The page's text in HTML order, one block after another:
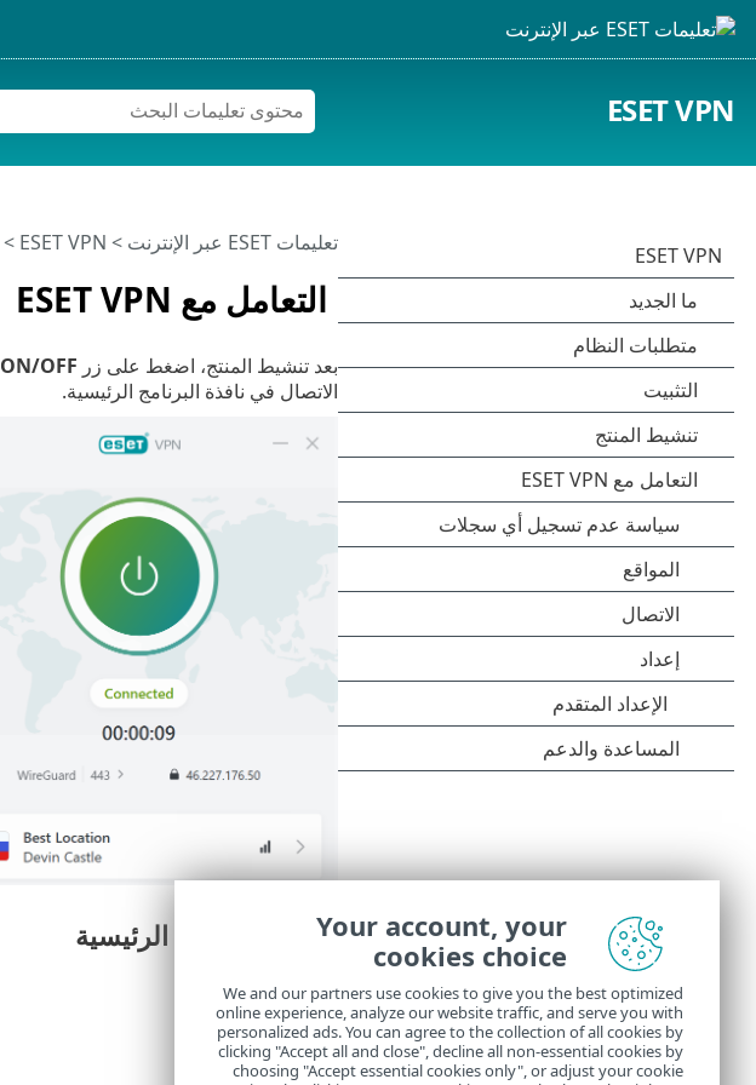
ESET VPN
التعامل مع ESET VPN
تعليمات ESET عبر الإنترنت >
ESET VPN
>
بعد تنشيط المنتج، اضغط على زر ON/OFF
الاتصال في نافذة البرنامج الرئيسية.
خيارات القائمة الرئيسية
إعداد
التعليمات والدعم
Your account, your
cookies choice
We and our partners use cookies to give you the best optimized
online experience, analyze our website traffic, and serve you with
personalized ads. You can agree to the collection of all cookies by
clicking "Accept all and close", decline all non-essential cookies by
choosing "Accept essential cookies only", or adjust your cookie